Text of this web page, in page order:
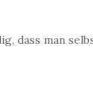
dass man